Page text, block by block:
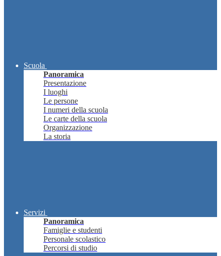
Scuola
Panoramica
Presentazione
I luoghi
Le persone
I numeri della scuola
Le carte della scuola
Organizzazione
La storia
Servizi
Panoramica
Famiglie e studenti
Personale scolastico
Percorsi di studio